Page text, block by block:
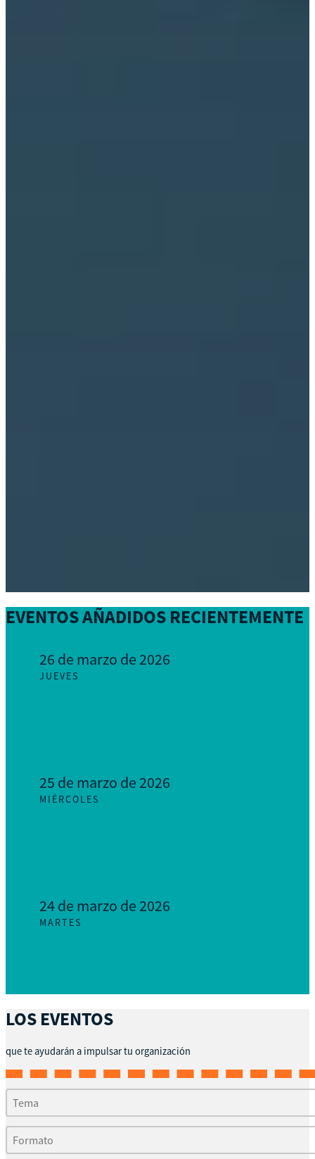
EVENTOS AÑADIDOS RECIENTEMENTE
26 de marzo de 2026
JUEVES
25 de marzo de 2026
MIÉRCOLES
24 de marzo de 2026
MARTES
LOS EVENTOS
que te ayudarán a impulsar tu organización
Tema
Selecciona el contenido
Formato
Selecciona el contenido